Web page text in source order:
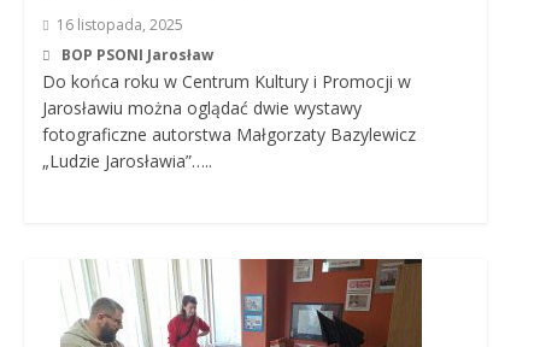
16 listopada, 2025
BOP PSONI Jarosław
Do końca roku w Centrum Kultury i Promocji w
Jarosławiu można oglądać dwie wystawy
fotograficzne autorstwa Małgorzaty Bazylewicz
„Ludzie Jarosławia”…..